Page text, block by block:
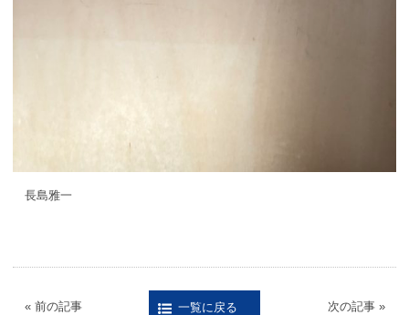
長島雅一
« 前の記事 一覧に戻る 次の記事 »